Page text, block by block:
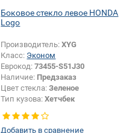
Боковое стекло левое HONDA
Logo
Производитель:XYG
Класс: Эконом
Еврокод:73455-S51J30
Наличие: Предзаказ
Цвет стекла:Зеленое
Тип кузова:Хетчбек
Тип стекла:Боковое стекло левое
Добавить в сравнение